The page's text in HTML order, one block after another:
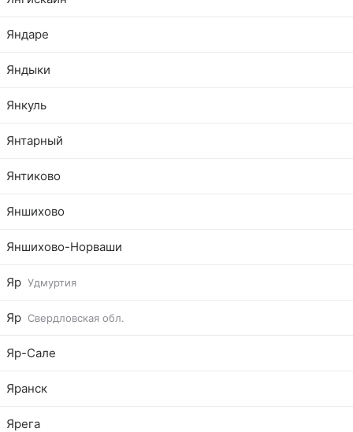
Яндаре
Яндыки
Янкуль
Янтарный
Янтиково
Яншихово
Яншихово-Норваши
Яр Удмуртия
Яр Свердловская обл.
Яр-Сале
Яранск
Ярега